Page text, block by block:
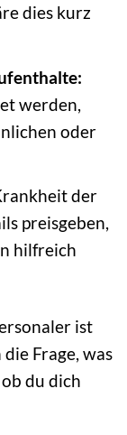
dies kurz
werden,
oder
der
preisgeben,
hilfreich
ist
Frage, was
du dich